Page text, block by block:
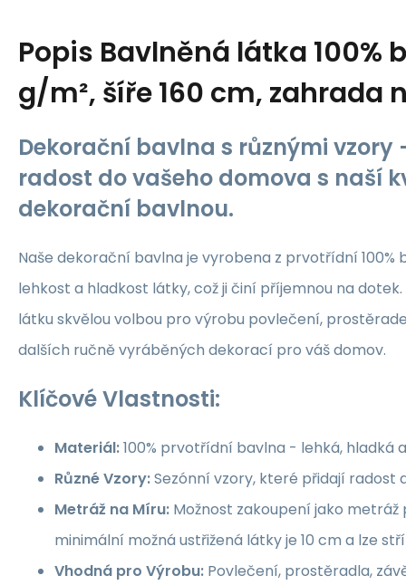
Popis Bavlněná látka 100%
g/m², šíře 160 cm, zahrada
Dekorační bavlna s různými vzory
radost do vašeho domova s naší
dekorační bavlnou.
Naše dekorační bavlna je vyrobena z prvotřídní 100%
lehkost a hladkost látky, což ji činí příjemnou na
látku skvělou volbou pro výrobu povlečení,
dalších ručně vyráběných dekorací pro váš domov.
Klíčové Vlastnosti:
Materiál:100% prvotřídní bavlna - lehká, hladká
Různé Vzory:Sezónní vzory, které přidají radost
Metráž na Míru: Možnost zakoupení jako
minimální možná ustřižená látky je 10 cm a lze
Vhodná pro Výrobu: Povlečení, prostěradla,